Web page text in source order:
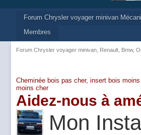
Forum Chrysler voyager minivan
Membres
Forum Chrysler voyager minivan, Renault, Bmw,
Cheminée bois pas cher, insert bois
moins cher
Aidez-nous à
Mon